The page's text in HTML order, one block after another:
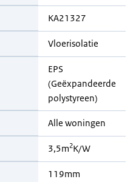
KA21327
Vloerisolatie
EPS
(Geëxpandeerde
polystyreen)
Alle woningen
3,5m2K/W
119mm